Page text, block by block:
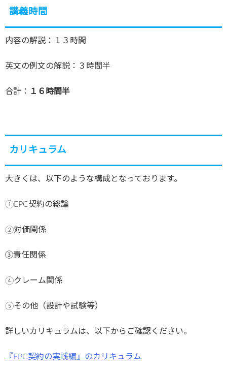
講義時間
内容の解説：１３時間
英文の例文の解説：３時間半
合計： １６時間半
カリキュラム
大きくは、以下のような構成となっております。
①EPC契約の総論
②対価関係
➂責任関係
④クレーム関係
⑤その他（設計や試験等）
詳しいカリキュラムは、以下からご確認ください。
『EPC契約の実践編』のカリキュラム